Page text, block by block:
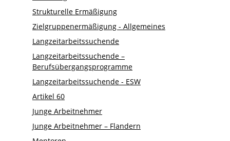
Strukturelle Ermäßigung
Zielgruppenermäßigung - Allgemeines
Langzeitarbeitssuchende
Langzeitarbeitssuchende –
Berufsübergangsprogramme
Langzeitarbeitssuchende - ESW
Artikel 60
Junge Arbeitnehmer
Junge Arbeitnehmer – Flandern